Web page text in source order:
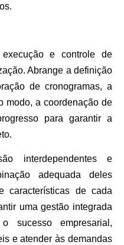
e controle de
Abrange a definição
de cronogramas, a
modo, a coordenação de
para garantir a
interdependentes e
adequada deles
características de cada
uma gestão integrada
sucesso empresarial,
e atender às demandas